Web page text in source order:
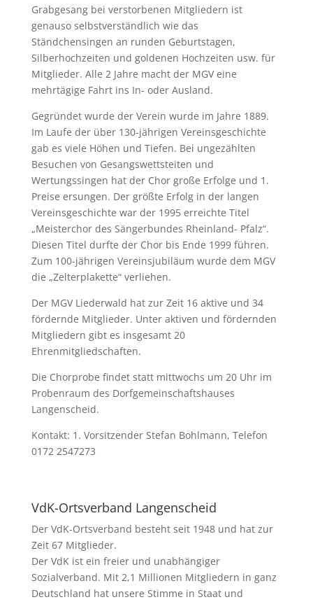
Grabgesang bei verstorbenen Mitgliedern ist
genauso selbstverständlich wie das
Ständchensingen an runden Geburtstagen,
Silberhochzeiten und goldenen Hochzeiten usw. für
Mitglieder. Alle 2 Jahre macht der MGV eine
mehrtägige Fahrt ins In- oder Ausland.
Gegründet wurde der Verein wurde im Jahre 1889.
Im Laufe der über 130-jährigen Vereinsgeschichte
gab es viele Höhen und Tiefen. Bei ungezählten
Besuchen von Gesangswettsteiten und
Wertungssingen hat der Chor große Erfolge und 1.
Preise ersungen. Der größte Erfolg in der langen
Vereinsgeschichte war der 1995 erreichte Titel
„Meisterchor des Sängerbundes Rheinland- Pfalz“.
Diesen Titel durfte der Chor bis Ende 1999 führen.
Zum 100-jährigen Vereinsjubiläum wurde dem MGV
die „Zelterplakette“ verliehen.
Der MGV Liederwald hat zur Zeit 16 aktive und 34
fördernde Mitglieder. Unter aktiven und fördernden
Mitgliedern gibt es insgesamt 20
Ehrenmitgliedschaften.
Die Chorprobe findet statt mittwochs um 20 Uhr im
Probenraum des Dorfgemeinschaftshauses
Langenscheid.
Kontakt: 1. Vorsitzender Stefan Bohlmann, Telefon
0172 2547273
VdK-Ortsverband Langenscheid
Der VdK-Ortsverband besteht seit 1948 und hat zur
Zeit 67 Mitglieder.
Der VdK ist ein freier und unabhängiger
Sozialverband. Mit 2,1 Millionen Mitgliedern in ganz
Deutschland hat unsere Stimme in Staat und